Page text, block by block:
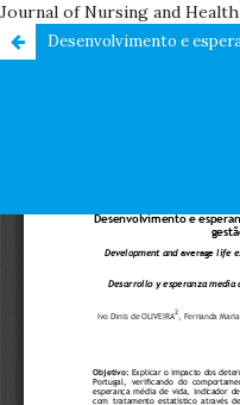
Journal of Nursing and Health